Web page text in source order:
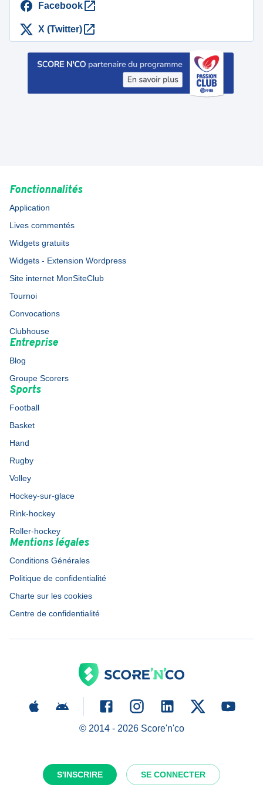
S'INSCRIRE SE CONNECTER
Facebook
X (Twitter)
Fonctionnalités
Application
Lives commentés
Widgets gratuits
Widgets - Extension Wordpress
Site internet MonSiteClub
Tournoi
Convocations
Clubhouse
Entreprise
Blog
Groupe Scorers
Sports
Football
Basket
Hand
Rugby
Volley
Hockey-sur-glace
Rink-hockey
Roller-hockey
Mentions légales
Conditions Générales
Politique de confidentialité
Charte sur les cookies
Centre de confidentialité
© 2014 - 2026Score'n'co